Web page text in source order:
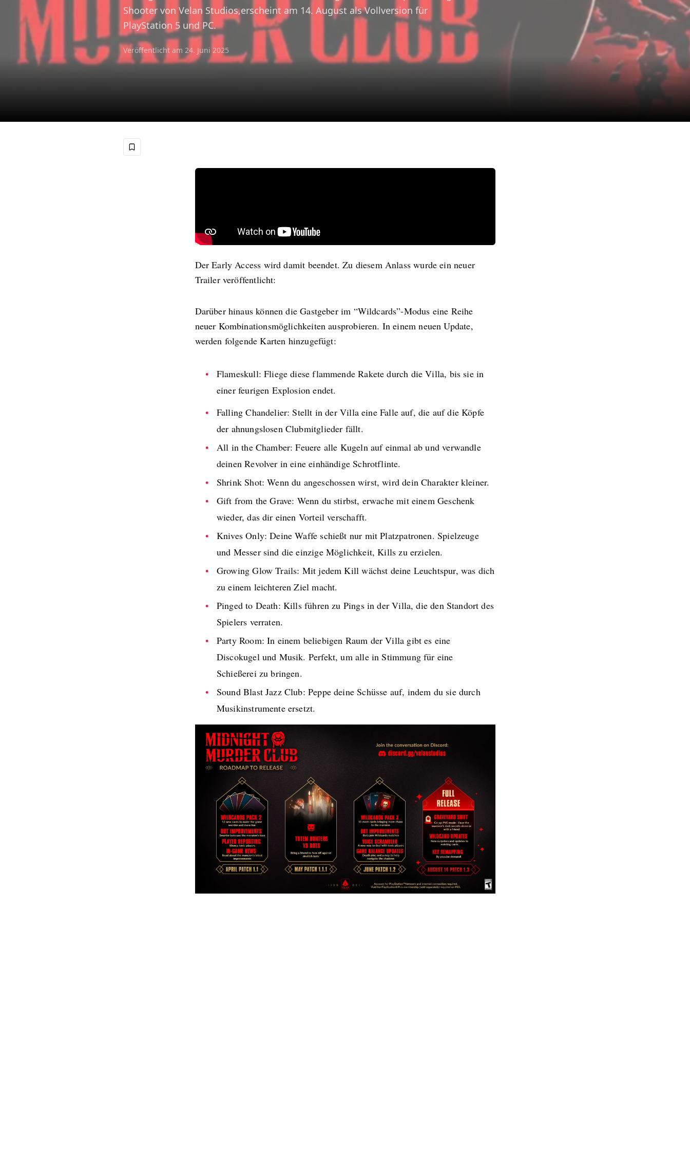
Shooter von Velan Studios,erscheint am 14. August als Vollversion für
PlayStation 5 und PC.
Veröffentlicht am 24. Juni 2025
Der Early Access wird damit beendet. Zu diesem Anlass wurde ein neuer
Trailer veröffentlicht:
Darüber hinaus können die Gastgeber im “Wildcards”-Modus eine Reihe
neuer Kombinationsmöglichkeiten ausprobieren. In einem neuen Update,
werden folgende Karten hinzugefügt:
Flameskull: Fliege diese flammende Rakete durch die Villa, bis sie in
einer feurigen Explosion endet.
Falling Chandelier: Stellt in der Villa eine Falle auf, die auf die Köpfe
der ahnungslosen Clubmitglieder fällt.
All in the Chamber: Feuere alle Kugeln auf einmal ab und verwandle
deinen Revolver in eine einhändige Schrotflinte.
Shrink Shot: Wenn du angeschossen wirst, wird dein Charakter kleiner.
Gift from the Grave: Wenn du stirbst, erwache mit einem Geschenk
wieder, das dir einen Vorteil verschafft.
Knives Only: Deine Waffe schießt nur mit Platzpatronen. Spielzeuge
und Messer sind die einzige Möglichkeit, Kills zu erzielen.
Growing Glow Trails: Mit jedem Kill wächst deine Leuchtspur, was dich
zu einem leichteren Ziel macht.
Pinged to Death: Kills führen zu Pings in der Villa, die den Standort des
Spielers verraten.
Party Room: In einem beliebigen Raum der Villa gibt es eine
Discokugel und Musik. Perfekt, um alle in Stimmung für eine
Schießerei zu bringen.
Sound Blast Jazz Club: Peppe deine Schüsse auf, indem du sie durch
Musikinstrumente ersetzt.